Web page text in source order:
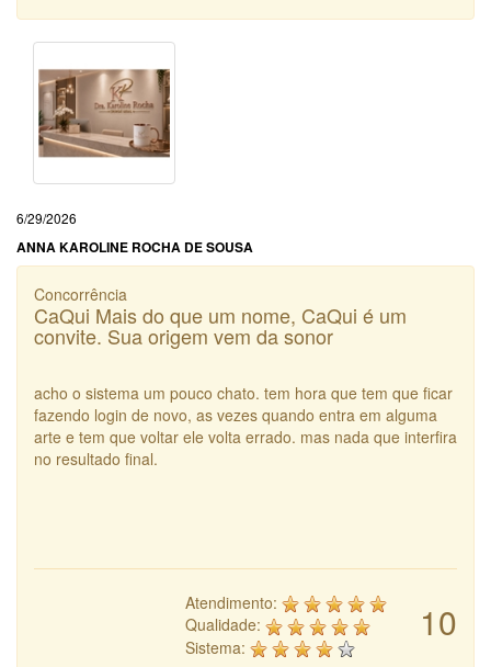
6/29/2026
ANNA KAROLINE ROCHA DE SOUSA
Concorrência
CaQui Mais do que um nome, CaQui é um
convite. Sua origem vem da sonor
acho o sistema um pouco chato. tem hora que tem que ficar
fazendo login de novo, as vezes quando entra em alguma
arte e tem que voltar ele volta errado. mas nada que interfira
no resultado final.
10
Atendimento:
Qualidade:
Sistema: